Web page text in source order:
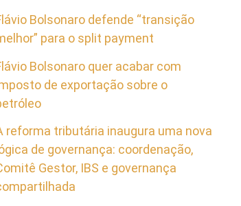
Bolsonaro defende “transição
para o split payment
Bolsonaro quer acabar com
de exportação sobre o
reforma tributária inaugura uma nova
de governança: coordenação,
Gestor, IBS e governança